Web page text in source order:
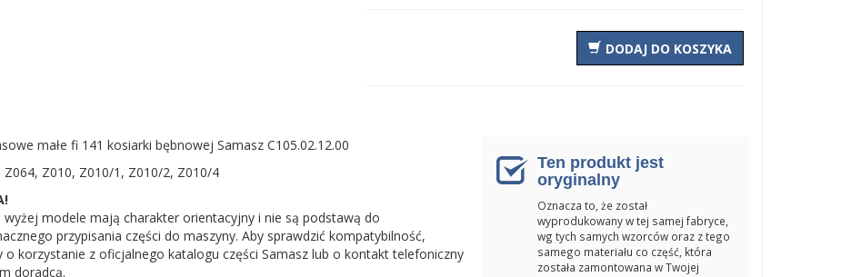
DODAJ DO KOSZYKA
małe fi 141 kosiarki bębnowej Samasz C105.02.12.00
Z064, Z010, Z010/1, Z010/2, Z010/4
wyżej modele mają charakter orientacyjny i nie są podstawą do
przypisania części do maszyny. Aby sprawdzić kompatybilność,
o korzystanie z oficjalnego katalogu części Samasz lub o kontakt telefoniczny
doradcą.
Ten produkt jest
oryginalny
Oznacza to, że został
wyprodukowany w tej samej fabryce,
wg tych samych wzorców oraz z tego
samego materiału co część, która
została zamontowana w Twojej